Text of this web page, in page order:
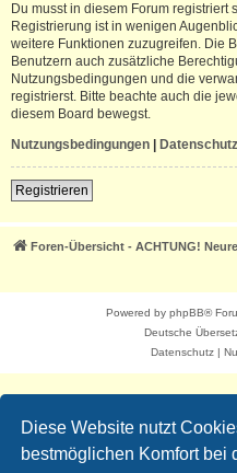
Diese Website nutzt
bestmöglichen Komfort bei
Du musst in diesem Forum registriert
Registrierung ist in wenigen
weitere Funktionen zuzugreifen. Die
Benutzern auch zusätzliche
Nutzungsbedingungen und die
registrierst. Bitte beachte auch die
diesem Board bewegst.
Nutzungsbedingungen |
Registrieren
Foren-Übersicht - ACHTUNG!
Powered by phpBB®
Deutsche
Datenschutz|